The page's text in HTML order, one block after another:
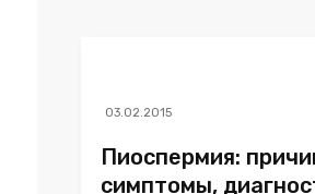
03.02.2015
Пиоспермия:
симптомы,